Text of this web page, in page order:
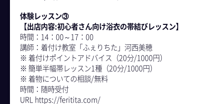
体験レッスン③
【出店内容:初心者さん向け浴衣の帯結びレッスン】
時間：14：00～17：00
講師：着付け教室「ふぇりちた」河西美穂
※ 着付けポイントアドバイス（20分/1000円）
※ 簡単半幅帯レッスン1種（20分/1000円）
※ 着物についての相談/無料
時間：随時受付
URL https://feritita.com/